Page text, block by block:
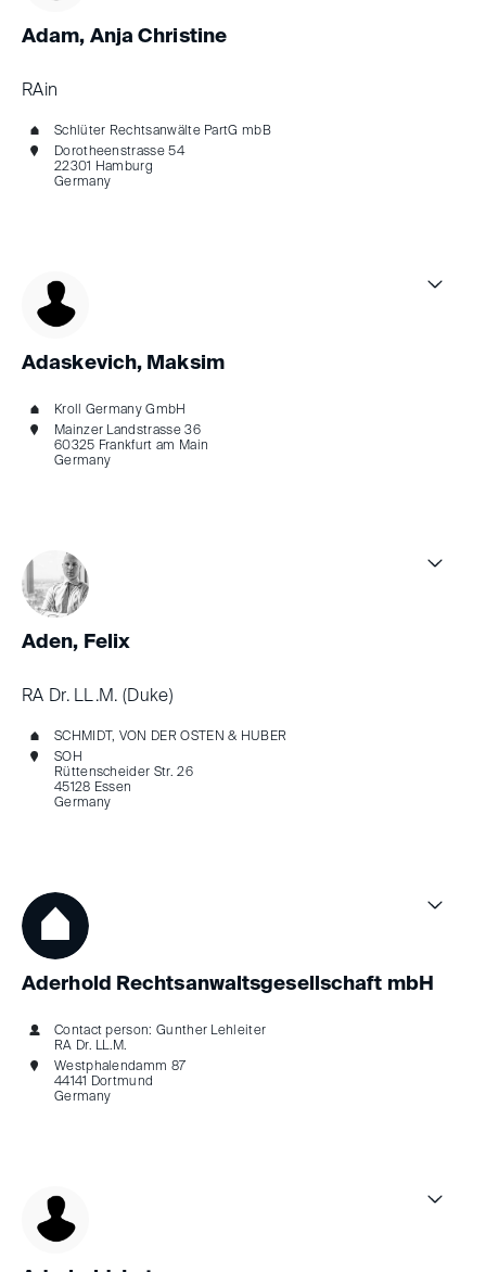
Adam, Anja Christine
RAin
Schlüter Rechtsanwälte PartG mbB
Dorotheenstrasse 54
22301 Hamburg
Germany
Adaskevich, Maksim
Kroll Germany GmbH
Mainzer Landstrasse 36
60325 Frankfurt am Main
Germany
Aden, Felix
RA Dr. LL.M. (Duke)
SCHMIDT, VON DER OSTEN & HUBER
SOH
Rüttenscheider Str. 26
45128 Essen
Germany
Aderhold Rechtsanwaltsgesellschaft mbH
Contact person: Gunther Lehleiter
RA Dr. LL.M.
Westphalendamm 87
44141 Dortmund
Germany